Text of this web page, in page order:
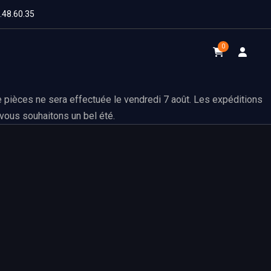
0
ne sera effectuée le vendredi 7 août. Les expéditions
souhaitons un bel été.